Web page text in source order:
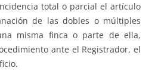
total o parcial el artículo
de las dobles o múltiples
misma finca o parte de ella,
ante el Registrador, el